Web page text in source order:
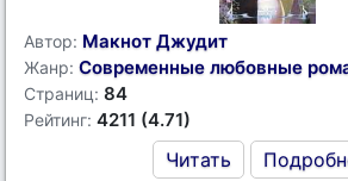
Автор: Макнот Джудит
Жанр: Современные любовные
Страниц: 84
Рейтинг: 4211 (4.71)
Читать